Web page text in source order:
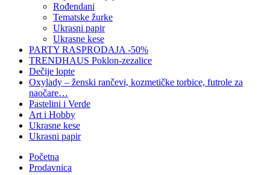
Rođendani
Tematske žurke
Ukrasni papir
Ukrasne kese
PARTY RASPRODAJA -50%
TRENDHAUS Poklon-zezalice
Dečije lopte
Oxylady – ženski rančevi, kozmetičke torbice, futrole za
naočare…
Pastelini i Verde
Art i Hobby
Ukrasne kese
Ukrasni papir
Početna
Prodavnica